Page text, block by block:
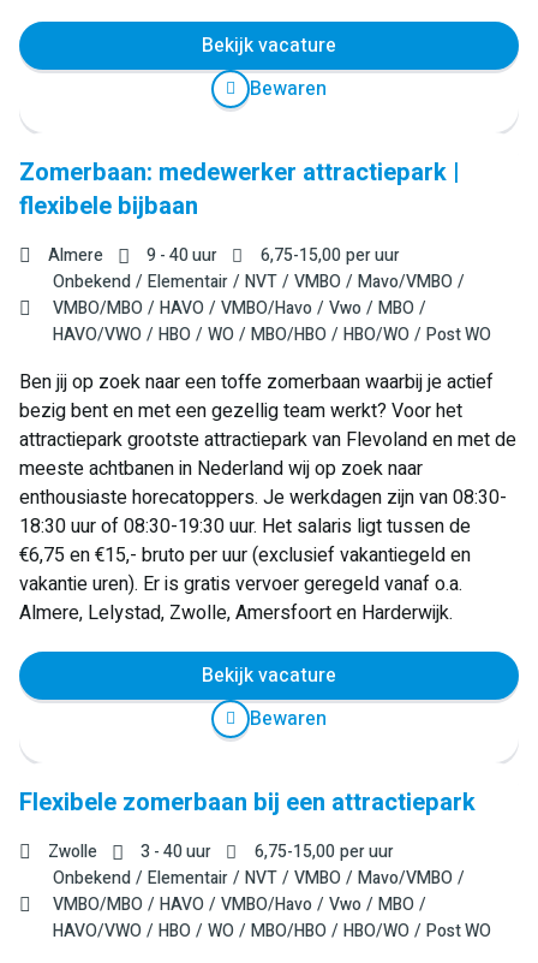
Bekijk vacature
Bewaren
Zomerbaan: medewerker attractiepark |
flexibele bijbaan
Almere 9 - 40 uur 6,75-15,00per uur
Onbekend
Elementair NVT VMBO
Mavo/VMBO
VMBO/MBO
HAVO VMBO/Havo Vwo
MBO
HAVO/VWO
HBO WO MBO/HBO HBO/WO Post WO
Ben jij op zoek naar een toffe zomerbaan waarbij je actief
bezig bent en met een gezellig team werkt? Voor het
attractiepark grootste attractiepark van Flevoland en met de
meeste achtbanen in Nederland wij op zoek naar
enthousiaste horecatoppers. Je werkdagen zijn van 08:30-
18:30 uur of 08:30-19:30 uur. Het salaris ligt tussen de
€6,75 en €15,- bruto per uur (exclusief vakantiegeld en
vakantie uren). Er is gratis vervoer geregeld vanaf o.a.
Almere, Lelystad, Zwolle, Amersfoort en Harderwijk.
Bekijk vacature
Bewaren
Flexibele zomerbaan bij een attractiepark
Zwolle 3 - 40 uur 6,75-15,00per uur
Onbekend
Elementair NVT VMBO
Mavo/VMBO
VMBO/MBO
HAVO VMBO/Havo Vwo
MBO
HAVO/VWO
HBO WO MBO/HBO HBO/WO Post WO